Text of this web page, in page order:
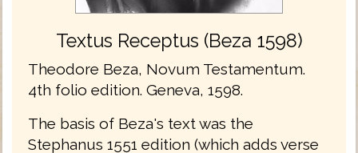
Textus Receptus (Beza 1598)
Theodore Beza, Novum Testamentum.
4th folio edition. Geneva, 1598.
The basis of Beza's text was the
Stephanus 1551 edition (which adds verse